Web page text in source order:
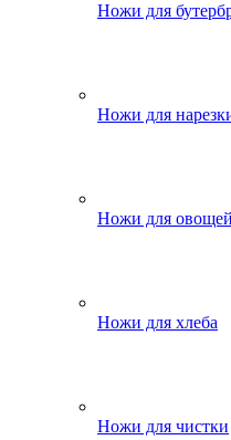
Ножи для
Ножи для
Ножи для
Ножи для хлеба
Ножи для чистки